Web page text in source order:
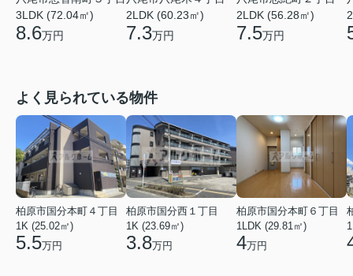
3LDK (72.04㎡)
8.6万円
2LDK (60.23㎡)
7.3万円
2LDK (56.28㎡)
7.5万円
よく見られている物件
柏原市国分本町４丁目
1K (25.02㎡)
5.5万円
柏原市国分西１丁目
1K (23.69㎡)
3.8万円
柏原市国分本町６丁目
1LDK (29.81㎡)
4万円